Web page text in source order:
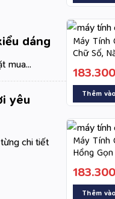
dáng
mua...
yêu
chi tiết
Máy Tính
Chữ Số,
Tính Nhanh
183.300
Thêm
Máy Tính
Hồng
Dẻo, Tính
183.300
Thêm